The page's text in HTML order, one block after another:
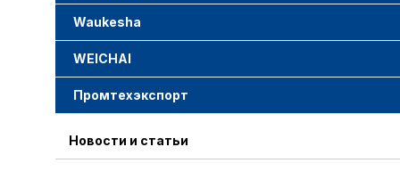
Waukesha
WEICHAI
Промтехэкспорт
Новости и статьи